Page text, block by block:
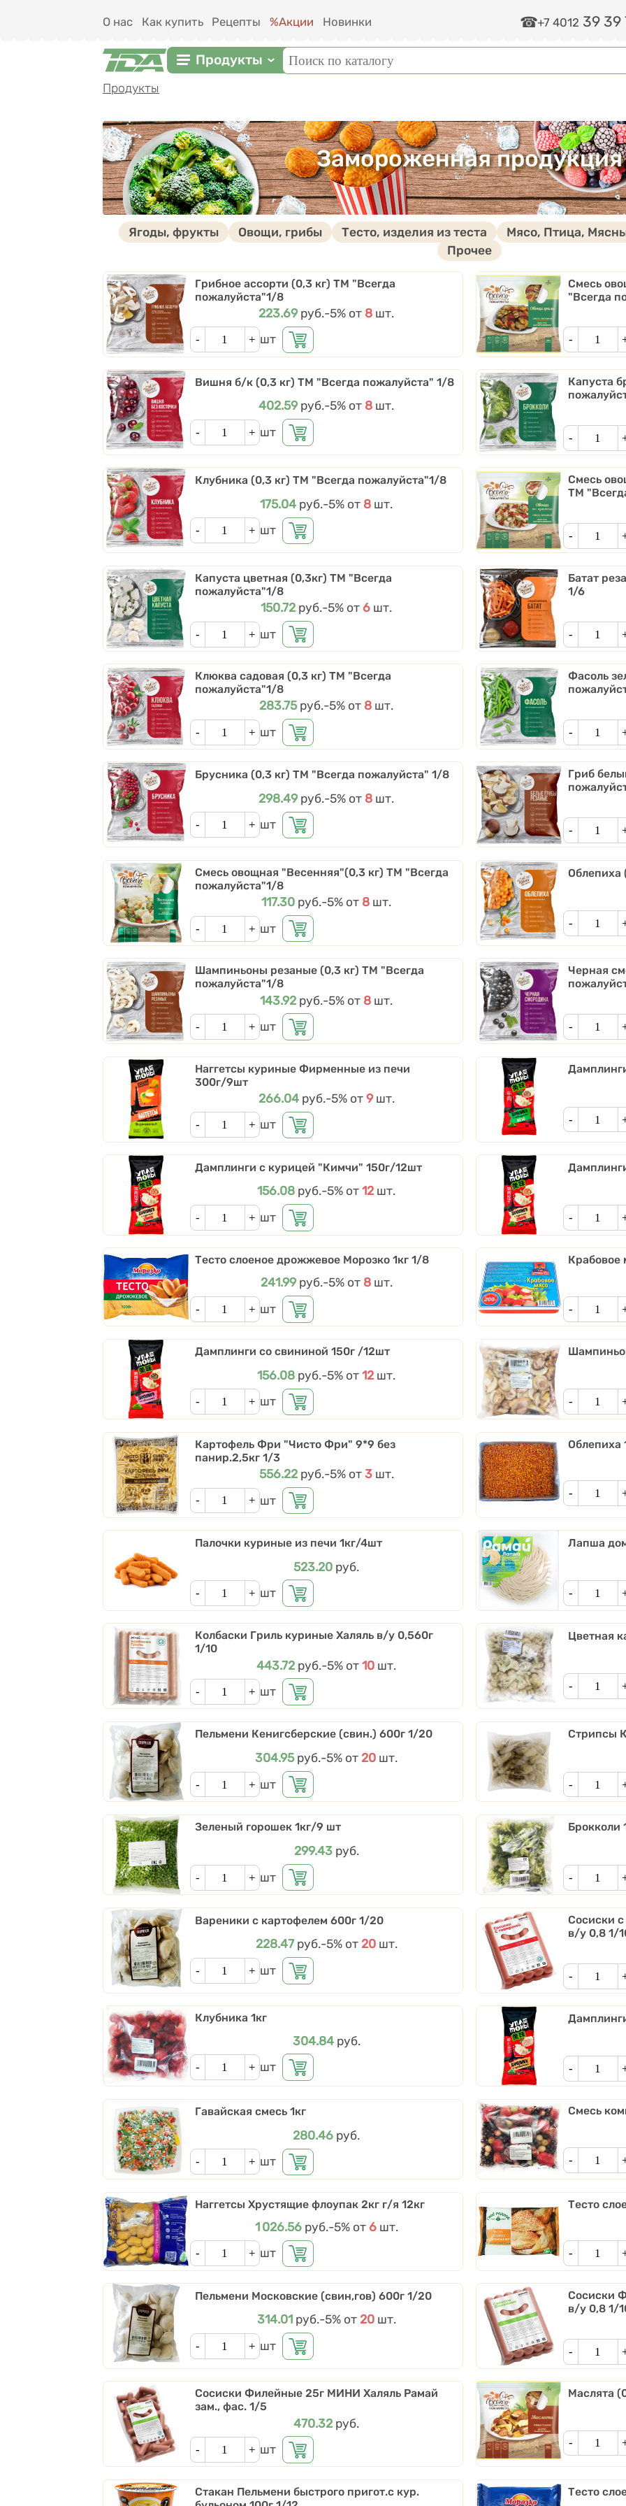
О нас
Как купить Рецепты %Акции Новинки +7 4012 39 39
Продукты Форма поиска
Поиск
Вы здесь
Продукты
Замороженная продукция
Дочерние категории
Ягоды, фрукты Овощи, грибы Тесто, изделия из теста Мясо, Птица,
Прочее
Грибное ассорти (0,3 кг) ТМ "Всегда
пожалуйста"1/8
Цена
223.69 руб.Скидки от количества
-5% от 8 шт.
Кол-во
шт
Смесь
"Всегда
Кол-во
Вишня б/к (0,3 кг) ТМ "Всегда пожалуйста" 1/8
Цена
402.59 руб.Скидки от количества
-5% от 8 шт.
Кол-во
шт
Капуста
Кол-во
Клубника (0,3 кг) ТМ "Всегда пожалуйста"1/8
Цена
175.04 руб.Скидки от количества
-5% от 8 шт.
Кол-во
шт
Смесь
ТМ
Кол-во
Капуста цветная (0,3кг) ТМ "Всегда
пожалуйста"1/8
Цена
150.72 руб.Скидки от количества
-5% от 6 шт.
Кол-во
шт
Батат
1/6
Кол-во
Клюква садовая (0,3 кг) ТМ "Всегда
пожалуйста"1/8
Цена
283.75 руб.Скидки от количества
-5% от 8 шт.
Кол-во
шт
Фасоль
Кол-во
Брусника (0,3 кг) ТМ "Всегда пожалуйста" 1/8
Цена
298.49 руб.Скидки от количества
-5% от 8 шт.
Кол-во
шт
Гриб
Кол-во
Смесь овощная "Весенняя"(0,3 кг) ТМ "Всегда
пожалуйста"1/8
Цена
117.30 руб.Скидки от количества
-5% от 8 шт.
Кол-во
шт
Облепиха
Кол-во
Шампиньоны резаные (0,3 кг) ТМ "Всегда
пожалуйста"1/8
Цена
143.92 руб.Скидки от количества
-5% от 8 шт.
Кол-во
шт
Черная
Кол-во
Наггетсы куриные Фирменные из печи
300г/9шт
Цена
266.04 руб.Скидки от количества
-5%от 9 шт.
Кол-во
шт
Кол-во
Дамплинги с курицей "Кимчи" 150г/12шт
Цена
156.08 руб.Скидки от количества
-5% от12 шт.
Кол-во
шт
Кол-во
Тесто слоеное дрожжевое Морозко 1кг 1/8
Цена
241.99 руб.Скидки от количества
-5%от 8 шт.
Кол-во
шт
Крабовое
Кол-во
Дамплинги со свининой 150г /12шт
Цена
156.08 руб.Скидки от количества
-5% от12 шт.
Кол-во
шт
Кол-во
Картофель Фри "Чисто Фри" 9*9 без
панир.2,5кг 1/3
Цена
556.22 руб.Скидки от количества
-5%от 3 шт.
Кол-во
шт
Облепиха
Кол-во
Палочки куриные из печи 1кг/4шт
Цена
523.20 руб.
Кол-во
шт
Лапша
Кол-во
Колбаски Гриль куриные Халяль в/у 0,560г
1/10
Цена
443.72 руб.Скидки от количества
-5% от10 шт.
Кол-во
шт
Цветная
Кол-во
Пельмени Кенигсберские (свин.) 600г 1/20
Цена
304.95 руб.Скидки от количества
-5% от 20 шт.
Кол-во
шт
Стрипсы
Кол-во
Зеленый горошек 1кг/9 шт
Цена
299.43 руб.
Кол-во
шт
Брокколи
Кол-во
Вареники с картофелем 600г 1/20
Цена
228.47 руб.Скидки от количества
-5%от 20 шт.
Кол-во
шт
Сосиски с
в/у 0,8 1/
Кол-во
Клубника 1кг
Цена
304.84 руб.
Кол-во
шт
Кол-во
Гавайская смесь 1кг
Цена
280.46 руб.
Кол-во
шт
Смесь
Кол-во
Наггетсы Хрустящие флоупак 2кг г/я 12кг
Цена
1 026.56 руб.Скидки от количества
-5%от 6 шт.
Кол-во
шт
Тесто
Кол-во
Пельмени Московские (свин,гов) 600г 1/20
Цена
314.01 руб.Скидки от количества
-5%от 20 шт.
Кол-во
шт
Сосиски
в/у 0,8 1/
Кол-во
Сосиски Филейные 25г МИНИ Халяль Рамай
зам., фас. 1/5
Цена
470.32 руб.
Кол-во
шт
Маслята
Кол-во
Стакан Пельмени быстрого пригот.с кур.
Тесто